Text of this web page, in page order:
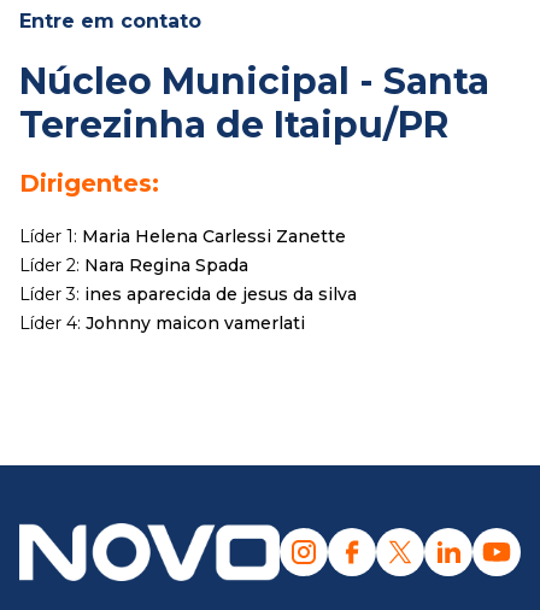
Entre em contato
Núcleo Municipal - Santa
Terezinha de Itaipu/PR
Dirigentes:
Líder 1: Maria Helena Carlessi Zanette
Líder 2: Nara Regina Spada
Líder 3: ines aparecida de jesus da silva
Líder 4: Johnny maicon vamerlati